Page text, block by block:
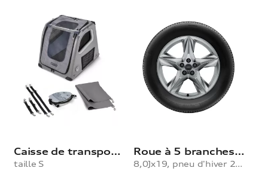
Caisse de transport pour chien , taille S
taille S
Roue à 5 branches en étoile
8,0Jx19, pneu d'hiver 255/55 R19 111H XL, droite